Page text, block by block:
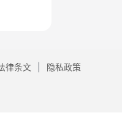
律条文 隐私政策